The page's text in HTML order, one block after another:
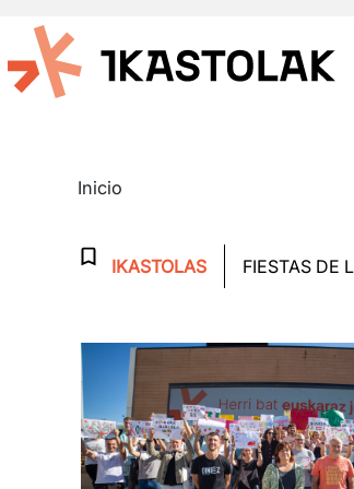
Inicio
Albiste
IKASTOLAS FIESTAS DE
Irudia